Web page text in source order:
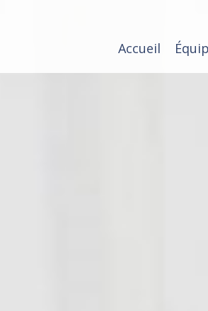
Accueil